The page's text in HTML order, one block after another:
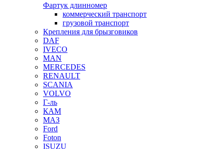
Фартук длинномер
коммерческий транспорт
грузовой транспорт
Крепления для брызговиков
DAF
IVECO
MAN
MERCEDES
RENAULT
SCANIA
VOLVO
Г-ль
КАМ
МАЗ
Ford
Foton
ISUZU